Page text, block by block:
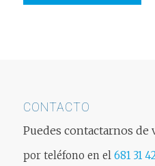
CONTACTO
Puedes contactarnos de
por teléfono en el 681 31